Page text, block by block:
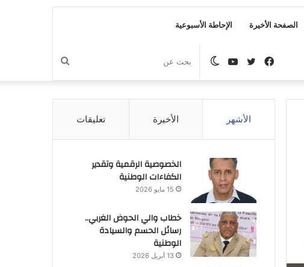
الصفحة الأخيرة الإحاطة الأسبوعية
بحث
عن
الوضع
المظلم
يوتيوبتويتر
فيسبوك
الأشهر الأخيرة تعليقات
الخصوصية الرقمية وتقدير
الكفاءات الوطنية
15 مايو 2026
خطاب والي الحوض الغربي..
رسائل الحسم والسيادة
الوطنية
13 أبريل 2026